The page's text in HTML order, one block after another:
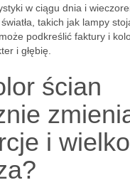
w ciągu dnia i
takich jak lampy
podkreślić faktury i
i głębię.
ścian
i